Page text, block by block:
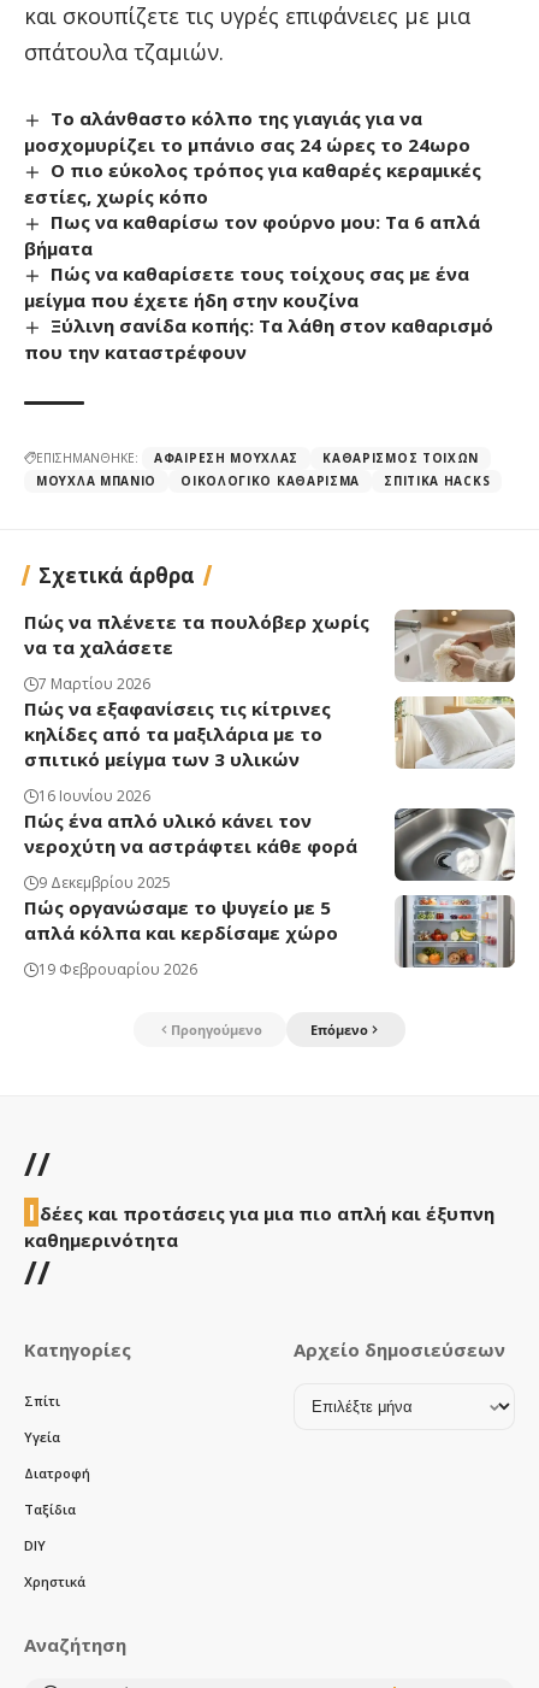
και σκουπίζετε τις υγρές επιφάνειες με μια
σπάτουλα τζαμιών.
Το αλάνθαστο κόλπο της γιαγιάς για να
μοσχομυρίζει το μπάνιο σας 24 ώρες το 24ωρο
Ο πιο εύκολος τρόπος για καθαρές κεραμικές
εστίες, χωρίς κόπο
Πως να καθαρίσω τον φούρνο μου: Τα 6 απλά
βήματα
Πώς να καθαρίσετε τους τοίχους σας με ένα
μείγμα που έχετε ήδη στην κουζίνα
Ξύλινη σανίδα κοπής: Τα λάθη στον καθαρισμό
που την καταστρέφουν
ΕΠΙΣΗΜΑΝΘΗΚΕ: ΑΦΑΊΡΕΣΗ ΜΟΎΧΛΑΣ
ΚΑΘΑΡΙΣΜΌΣ ΤΟΊΧΩΝ
ΜΟΎΧΛΑ ΜΠΆΝΙΟ
ΟΙΚΟΛΟΓΙΚΌ ΚΑΘΆΡΙΣΜΑ ΣΠΙΤΙΚΆ HACKS
Σχετικά άρθρα
Πώς να πλένετε τα πουλόβερ χωρίς
να τα χαλάσετε
7 Μαρτίου 2026
Πώς να εξαφανίσεις τις κίτρινες
κηλίδες από τα μαξιλάρια με το
σπιτικό μείγμα των 3 υλικών
16 Ιουνίου 2026
Πώς ένα απλό υλικό κάνει τον
νεροχύτη να αστράφτει κάθε φορά
9 Δεκεμβρίου 2025
Πώς οργανώσαμε το ψυγείο με 5
απλά κόλπα και κερδίσαμε χώρο
19 Φεβρουαρίου 2026
Προηγούμενο Επόμενο
//
Ι δέες και προτάσεις για μια πιο απλή και έξυπνη
καθημερινότητα
//
Κατηγορίες
Σπίτι
Υγεία
Διατροφή
Ταξίδια
DIY
Χρηστικά
Αρχείο δημοσιεύσεων
Αρχείο
Αναζήτηση